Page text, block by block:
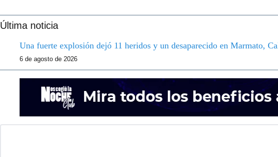
Última noticia
Una fuerte explosión dejó 11 heridos y un desaparecido en Marmato,
6 de agosto de 2026